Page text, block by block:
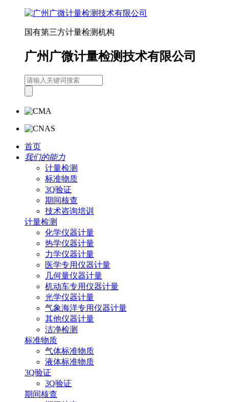
国有第三方计量检测机构
广州广微计量检测技术有限公司
首页
我们的能力
计量检测
标准物质
3Q验证
期间核查
技术咨询培训
计量检测
化学仪器计量
热学仪器计量
力学仪器计量
医学专用仪器计量
几何量仪器计量
机动车专用仪器计量
光学仪器计量
气象海洋专用仪器计量
其他仪器计量
洁净检测
标准物质
气体标准物质
液体标准物质
3Q验证
3Q验证
期间核查